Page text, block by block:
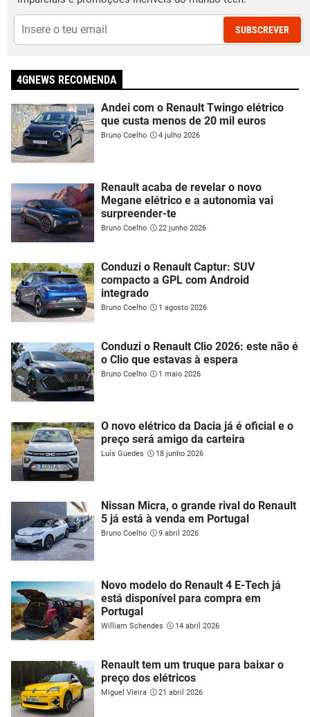
SUBSCREVER
4GNEWS RECOMENDA
Andei com o Renault Twingo elétrico
que custa menos de 20 mil euros
Bruno Coelho 4 julho 2026
Renault acaba de revelar o novo
Megane elétrico e a autonomia vai
surpreender-te
Bruno Coelho 22 junho 2026
Conduzi o Renault Captur: SUV
compacto a GPL com Android
integrado
Bruno Coelho 1 agosto 2026
Conduzi o Renault Clio 2026: este não é
o Clio que estavas à espera
Bruno Coelho 1 maio 2026
O novo elétrico da Dacia já é oficial e o
preço será amigo da carteira
Luís Guedes 18 junho 2026
Nissan Micra, o grande rival do Renault
5 já está à venda em Portugal
Bruno Coelho 9 abril 2026
Novo modelo do Renault 4 E-Tech já
está disponível para compra em
Portugal
William Schendes 14 abril 2026
Renault tem um truque para baixar o
preço dos elétricos
Miguel Vieira 21 abril 2026